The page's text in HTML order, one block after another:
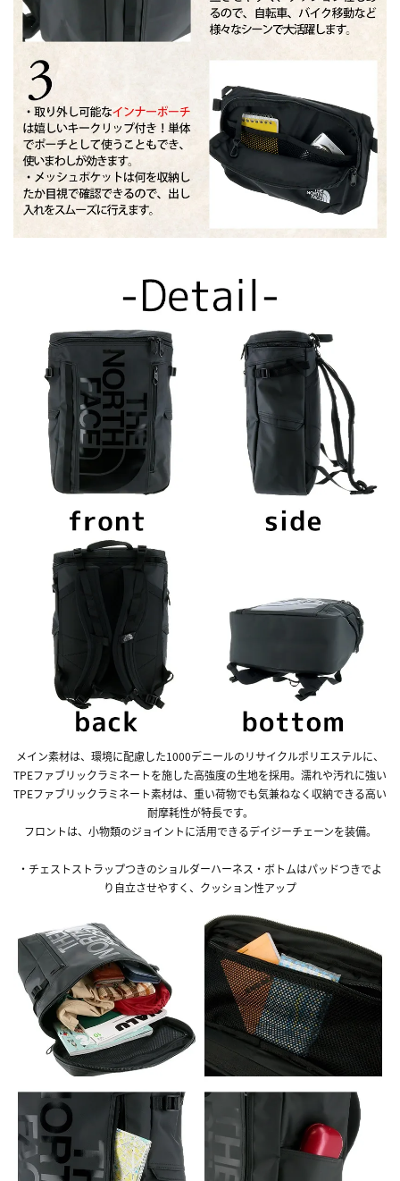
メイン素材は、環境に配慮した1000デニールのリサイクルポリエステルに、
TPEファブリックラミネートを施した高強度の生地を採用。濡れや汚れに強い
TPEファブリックラミネート素材は、重い荷物でも気兼ねなく収納できる高い
耐摩耗性が特長です。
フロントは、小物類のジョイントに活用できるデイジーチェーンを装備。
・チェストストラップつきのショルダーハーネス・ボトムはパッドつきでよ
り自立させやすく、クッション性アップ